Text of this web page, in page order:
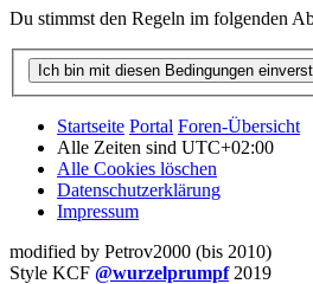
Du stimmst den Regeln im folgenden
Startseite Portal Foren-Übersicht
Alle Zeiten sind UTC+02:00
Alle Cookies löschen
Datenschutzerklärung
Impressum
modified by Petrov2000 (bis 2010)
Style KCF @wurzelprumpf2019